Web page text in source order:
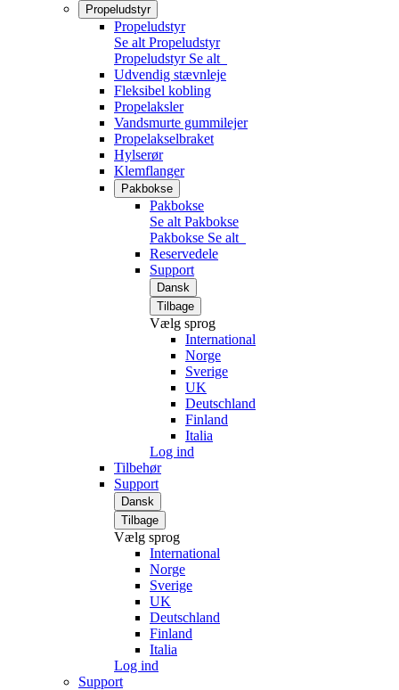
Propeludstyr
Propeludstyr
Se alt Propeludstyr
Propeludstyr Se alt
Udvendig stævnleje
Fleksibel kobling
Propelaksler
Vandsmurte gummilejer
Propelakselbraket
Hylserør
Klemflanger
Pakbokse
Pakbokse
Se alt Pakbokse
Pakbokse Se alt
Reservedele
Support
Dansk
Tilbage
Vælg sprog
International
Norge
Sverige
UK
Deutschland
Finland
Italia
Log ind
Tilbehør
Support
Dansk
Tilbage
Vælg sprog
International
Norge
Sverige
UK
Deutschland
Finland
Italia
Log ind
Support